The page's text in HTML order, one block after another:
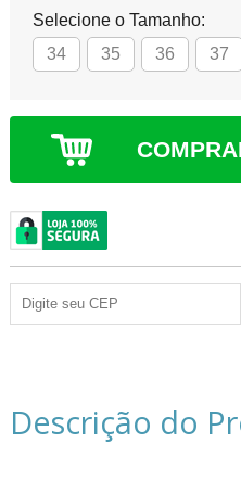
Selecione o Tamanho:
34
35 36 37
Descrição do